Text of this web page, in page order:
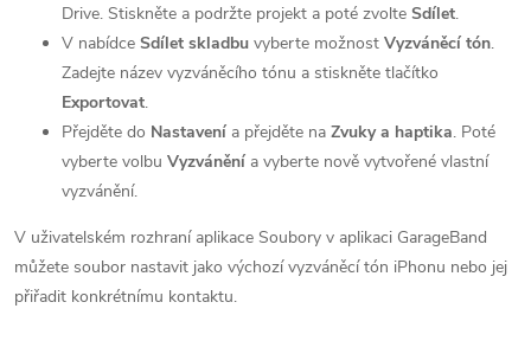
Drive. Stiskněte a podržte projekt a poté zvolte Sdílet.
V nabídce Sdílet skladbu vyberte možnost Vyzváněcí tón.
Zadejte název vyzváněcího tónu a stiskněte tlačítko
Exportovat.
Přejděte do Nastavení a přejděte na Zvuky a haptika. Poté
vyberte volbu Vyzvánění a vyberte nově vytvořené vlastní
vyzvánění.
V uživatelském rozhraní aplikace Soubory v aplikaci GarageBand
můžete soubor nastavit jako výchozí vyzváněcí tón iPhonu nebo jej
přiřadit konkrétnímu kontaktu.